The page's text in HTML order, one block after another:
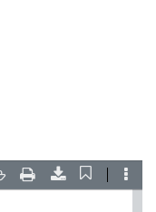
DownloadCurrent